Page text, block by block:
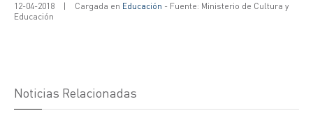
12-04-2018 | Cargada en Educación - Fuente: Ministerio de Cultura y
Educación
Noticias Relacionadas